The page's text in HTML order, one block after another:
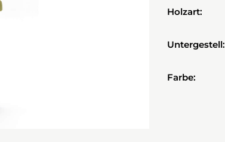
Holzart:
Untergestell:
Farbe: